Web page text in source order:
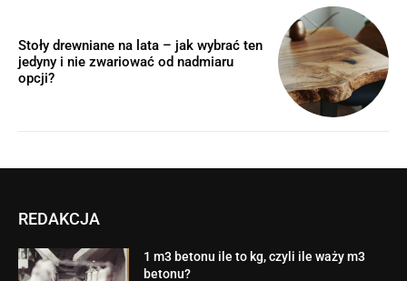
Stoły drewniane na lata – jak wybrać ten
jedyny i nie zwariować od nadmiaru
opcji?
REDAKCJA
1 m3 betonu ile to kg, czyli ile waży m3
betonu?